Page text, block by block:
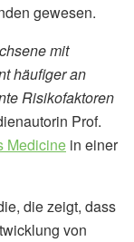
gewesen.
mit
häufiger an
Risikofaktoren
Prof.
Medicine in einer
die zeigt, dass
von